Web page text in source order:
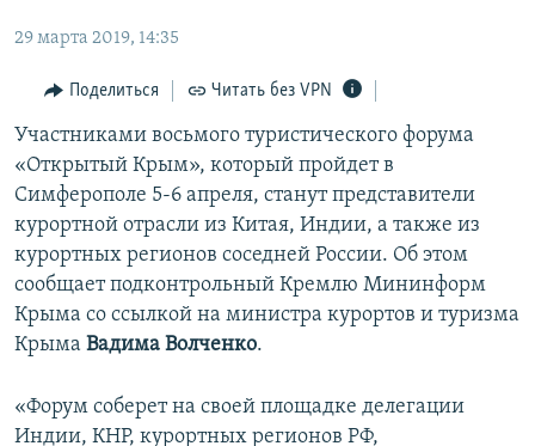
главной
навигации
Вернутся
поиску
11 ЛЕТ ОККУПАЦИИ КРЫМА. 11 ИСТОРИЙ СОПРОТИВЛЕНИЯ
ЕЩЕ
ИНТЕРАКТИВ
ИНФОГРАФИКА
ТЕЛЕПРОЕКТ КРЫМ.РЕАЛИИ
СОВЕТЫ ПРАВОЗАЩИТНИКОВ
ПРОПАВШИЕ БЕЗ ВЕСТИ
ПОБЕДИТЕЛЕЙ НЕ СУДЯТ?
КРЫМ.НЕПОКОРЕННЫЙ
УКРАИНСКАЯ ПРОБЛЕМА КРЫМА
РАДІО СВОБОДА
КАК ОБОЙТИ БЛОКИРОВКУ
Українською
Qırımtatar
ПРИСОЕДИНЯЙТЕСЬ!
29 марта 2019, 14:35
Поделиться Читать без VPN
Участниками восьмого туристического форума
«Открытый Крым», который пройдет в
Симферополе 5-6 апреля, станут представители
курортной отрасли из Китая, Индии, а также из
курортных регионов соседней России. Об этом
сообщает подконтрольный Кремлю Мининформ
Крыма со ссылкой на министра курортов и туризма
Крыма Вадима Волченко.
«Форум соберет на своей площадке делегации
Индии, КНР, курортных регионов РФ,